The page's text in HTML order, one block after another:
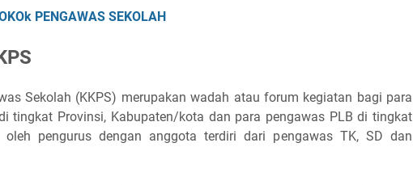
PENGAWAS SEKOLAH
Sekolah (KKPS) merupakan wadah atau forum kegiatan bagi para
tingkat Provinsi, Kabupaten/kota dan para pengawas PLB di tingkat
pengurus dengan anggota terdiri dari pengawas TK, SD dan